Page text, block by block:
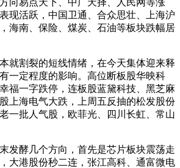
现活跃，中国卫通、合众思壮、上海沪
海南、保险、煤炭、石油等板块跌幅居
就割裂的短线情绪，在今天集体迎来释
一定程度的影响。高位断板股华映科
福一字跌停，连板股蓝黛科技、黑芝麻
上海电气大跌，上周五反抽的松发股份
一批人气股，欧菲光、四川长虹、常山
发酵几个方向，首先是芯片板块震荡走
大港股份秒二连，张江高科、通富微电